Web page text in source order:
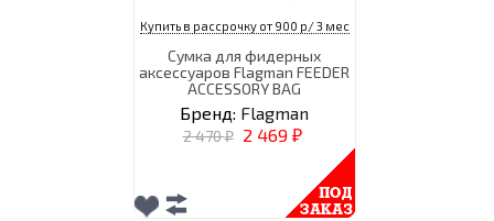
Купить в рассрочку от 900 р/ 3 мес
Сумка для фидерных
аксессуаров Flagman FEEDER
ACCESSORY BAG
Бренд: Flagman
2 470₽ 2 469 ₽